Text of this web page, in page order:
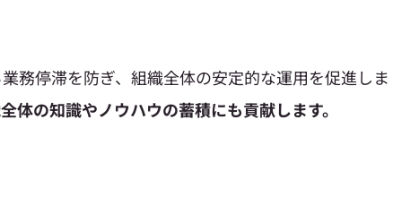
務停滞を防ぎ、組織全体の安定的な運用を促進しま
体の知識やノウハウの蓄積にも貢献します。